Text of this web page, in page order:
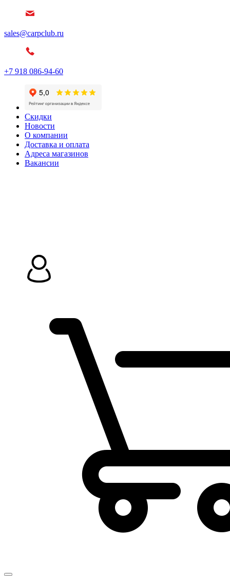
sales@carpclub.ru
+7 918 086-94-60
Скидки
Новости
О компании
Доставка и оплата
Адреса магазинов
Вакансии